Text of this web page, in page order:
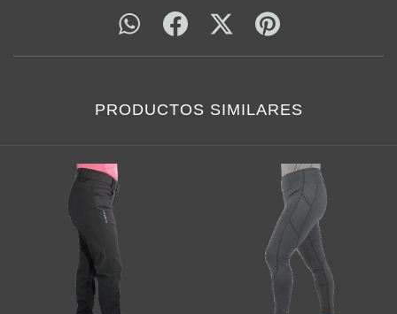
PRODUCTOS SIMILARES